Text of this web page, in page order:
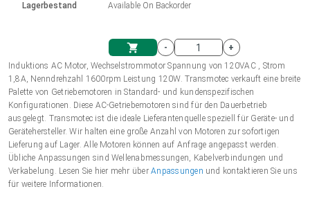
Einkaufswagen
Bürstenlose DC Motor Controller
Treiber für Gleichstrommotoren mit
Polski (EUR)
Norsk (NOK)
Suomi (EUR)
Svenska (SEK)
Lagerbestand Available On Backorder
-
+
Induktions AC Motor, Wechselstrommotor Spannung von 120VAC , Strom
1,8A, Nenndrehzahl 1600rpm Leistung 120W. Transmotec verkauft eine breite
Palette von Getriebemotoren in Standard- und kundenspezifischen
Konfigurationen. Diese AC-Getriebemotoren sind für den Dauerbetrieb
ausgelegt. Transmotec ist die ideale Lieferantenquelle speziell für Geräte- und
Gerätehersteller. Wir halten eine große Anzahl von Motoren zur sofortigen
Lieferung auf Lager. Alle Motoren können auf Anfrage angepasst werden.
Übliche Anpassungen sind Wellenabmessungen, Kabelverbindungen und
Verkabelung. Lesen Sie hier mehr überAnpassungen und kontaktieren Sie uns
für weitere Informationen.